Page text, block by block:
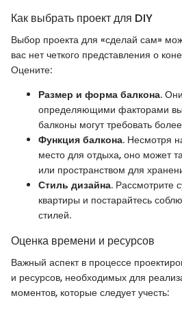
Как выбрать проект для DIY
Выбор проекта для «сделай сам»
вас нет четкого представления о
Оцените:
Размер и форма балкона.
определяющими факторами
балконы могут требовать
Функция балкона. Несмотря
место для отдыха, оно может
или пространством для
Стиль дизайна. Рассмотрите
квартиры и постарайтесь
стилей.
Оценка времени и ресурсов
Важный аспект в процессе
и ресурсов, необходимых для
моментов, которые следует учесть: